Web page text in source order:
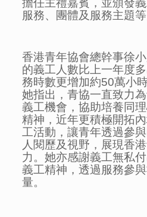
擔任主禮嘉賓，並頒發
服務、團體及服務主題等
香港青年協會總幹事徐
的義工人數比上一年度
務時數更增加約50萬小
她指出，青協一直致力
義工機會，協助培養同
精神，近年更積極開拓
工活動，讓青年透過參
人閱歷及視野，展現香
力。她亦感謝義工無私
義工精神，透過服務參
量。